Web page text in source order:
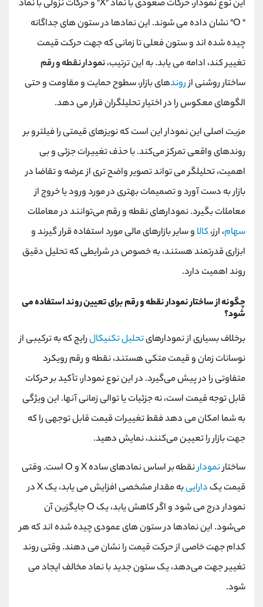
این نوع نمودار، حرکات صعودی با نماد "X" و حرکات نزولی با نماد
" O" نشان داده می ‌شوند. این نمادها در ستون ‌های جداگانه
چیده شده ‌اند و ستون فعلی تا زمانی که جهت حرکت قیمت
تغییر کند، ادامه می ‌یابد. به این ترتیب،نمودار نقطه و رقم
ساختار روشنی ازروندهای بازار، سطوح حمایت و مقاومت و حتی
الگوهای معکوس را در اختیار تحلیلگران قرار می‌ دهد.
مزیت اصلی این نمودار این است که نویزهای قیمتی را فیلتر و بر
روندهای واقعی تمرکز می‌کند. با حذف تغییرات جزئی و بی
‌اهمیت، تحلیلگر می‌ تواند تصویر واضح ‌تری از عرضه و تقاضا در
بازار به دست آورد و تصمیمات بهتری در مورد ورود یا خروج از
معاملات بگیرد. نمودارهای نقطه و رقم می‌توانند در معاملات
سهام، ارز،کالا و سایر بازارهای مالی مورد استفاده قرار گیرند و
ابزاری قدرتمند هستند، به خصوص در شرایطی که تحلیل دقیق
روند اهمیت دارد.
چگونه از ساختار نمودار نقطه و رقم برای تعیین روند استفاده می
شود؟
برخلاف بسیاری از نمودارهایتحلیل تکنیکالرایج که به ترکیبی از
نوسانات زمان و قیمت متکی هستند، نقطه و رقم رویکرد
متفاوتی را در پیش می‌گیرد. در این نوع نمودار، تأکید بر حرکات
قابل توجه قیمت است، نه جزئیات یا توالی زمانی آنها. این ویژگی
به شما امکان می‌ دهد فقط تغییرات قیمت قابل توجهی را که
جهت بازار را تعیین می‌کنند، نمایش دهید.
ساختارنمودار
نقطه بر اساس نمادهای ساده X و O است. وقتی
قیمت یک دارایی
به مقدار مشخصی افزایش می ‌یابد، یک X در
نمودار درج می ‌شود و اگر کاهش یابد، یک O جایگزین آن
می‌شود. این نمادها در ستون ‌های عمودی چیده شده ‌اند که هر
کدام جهت خاصی از حرکت قیمت را نشان می‌ دهند. وقتی روند
تغییر جهت می‌دهد، یک ستون جدید با نماد مخالف ایجاد می‌
شود.